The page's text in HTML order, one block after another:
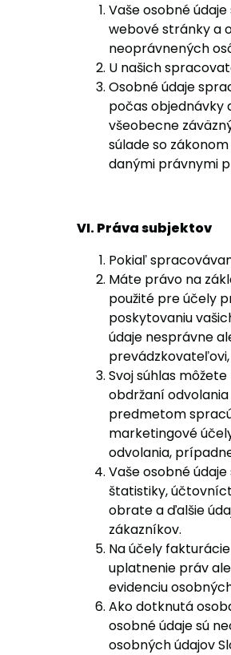
Vaše osobné
webové stránky a
neoprávnených
U našich
Osobné údaje
počas objednávky
všeobecne
súlade so
danými právnymi
VI. Práva subjektov
Pokiaľ
Máte právo na
použité pre účely
poskytovaniu
údaje nesprávne
Svoj súhlas
obdržaní
predmetom
marketingové
odvolania,
Vaše osobné
štatistiky,
obrate a ďalšie
zákazníkov.
Na účely
uplatnenie práv
evidenciu
Ako dotknutá
osobné údaje sú
osobných údajov